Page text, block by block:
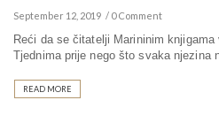
September 12, 2019 0 Comment
Reći da se čitatelji Marininim knjigama
Tjednima prije nego što svaka njezina
READ MORE